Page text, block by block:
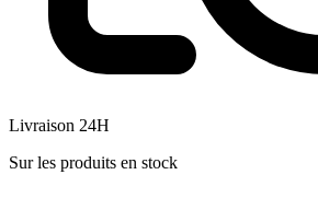
Livraison 24H
Sur les produits en stock